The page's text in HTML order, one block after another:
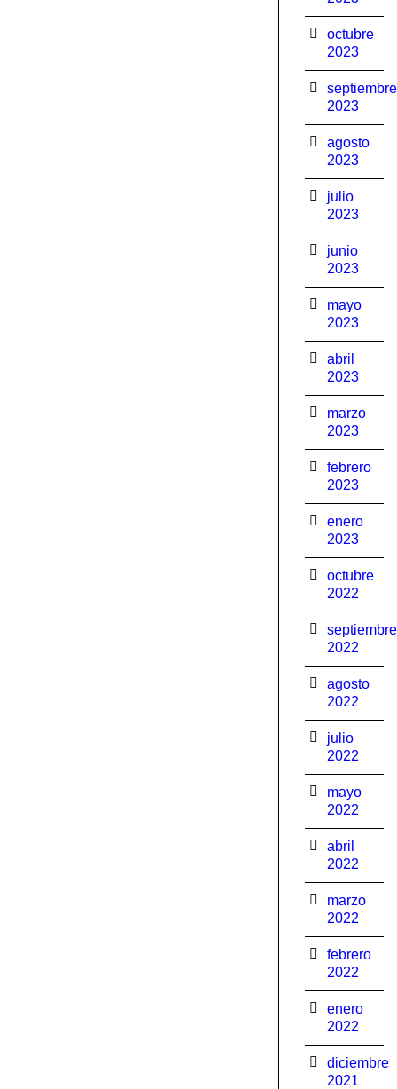
octubre
2023
septiembre
2023
agosto
2023
julio
2023
junio
2023
mayo
2023
abril
2023
marzo
2023
febrero
2023
enero
2023
octubre
2022
septiembre
2022
agosto
2022
julio
2022
mayo
2022
abril
2022
marzo
2022
febrero
2022
enero
2022
diciembre
2021